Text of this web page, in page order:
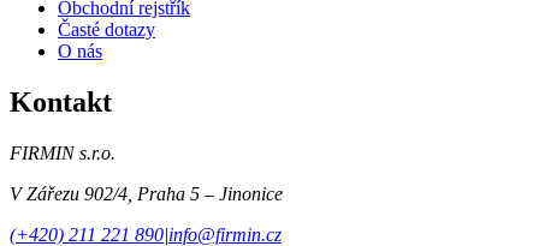
Obchodní rejstřík
Časté dotazy
O nás
Kontakt
FIRMIN s.r.o.
V Zářezu 902/4 Praha 5 – Jinonice
(+420) 211 221 890|info@firmin.cz